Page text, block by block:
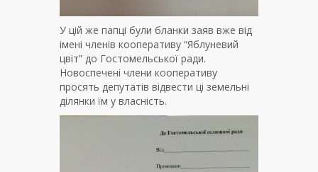
У цій же папці були бланки заяв вже від
імені членів кооперативу “Яблуневий
цвіт” до Гостомельської ради.
Новоспечені члени кооперативу
просять депутатів відвести ці земельні
ділянки їм у власність.